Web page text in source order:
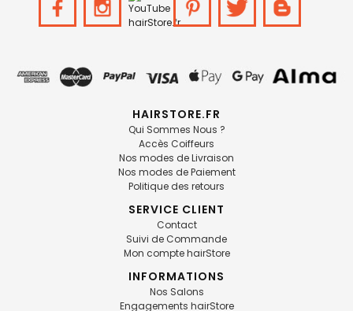
HAIRSTORE.FR
Qui Sommes Nous ?
Accès Coiffeurs
Nos modes de Livraison
Nos modes de Paiement
Politique des retours
SERVICE CLIENT
Contact
Suivi de Commande
Mon compte hairStore
INFORMATIONS
Nos Salons
Engagements hairStore